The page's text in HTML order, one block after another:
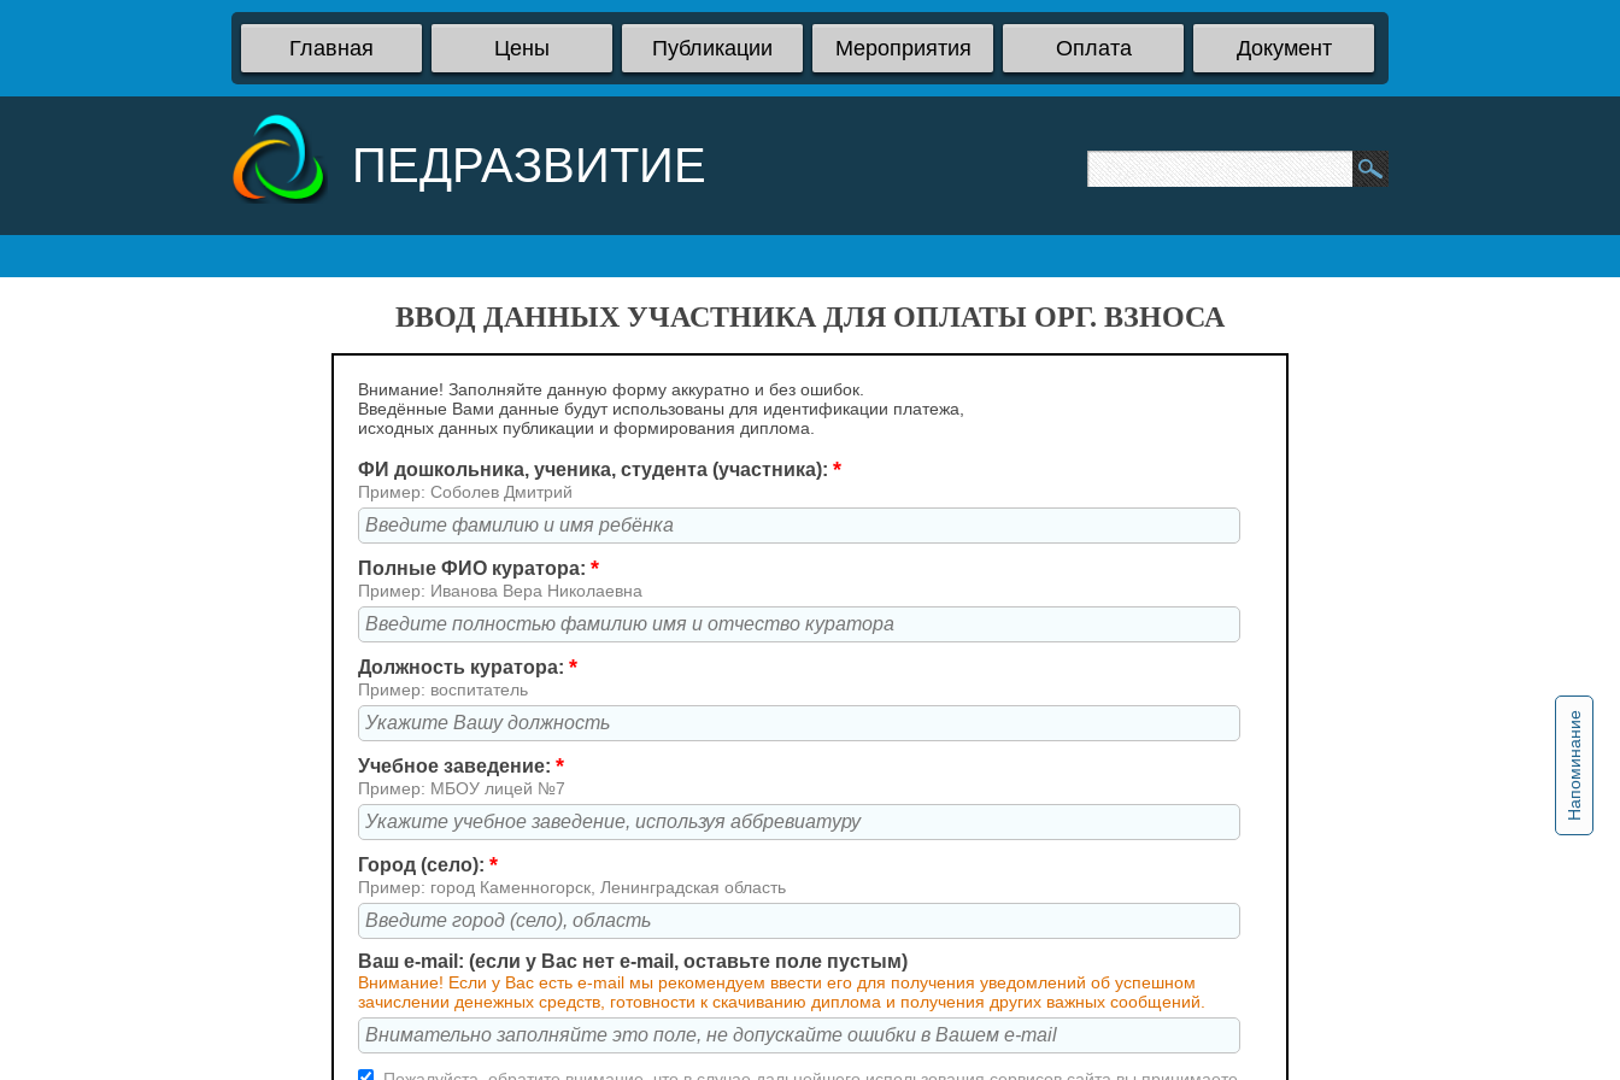
Главная Цены Публикации Мероприятия Оплата Документ
ПЕДРАЗВИТИЕ
Напоминание
ВВОД ДАННЫХ УЧАСТНИКА ДЛЯ ОПЛАТЫ ОРГ. ВЗНОСА
Внимание! Заполняйте данную форму аккуратно и без ошибок.
Введённые Вами данные будут использованы для идентификации платежа,
исходных данных публикации и формирования диплома.
ФИ дошкольника, ученика, студента (участника): *
Пример: Соболев Дмитрий
Полные ФИО куратора: *
Пример: Иванова Вера Николаевна
Должность куратора: *
Пример: воспитатель
Учебное заведение: *
Пример: МБОУ лицей №7
Город (село): *
Пример: город Каменногорск, Ленинградская область
Ваш e-mail: (если у Вас нет e-mail, оставьте поле пустым)
Внимание! Если у Вас есть e-mail мы рекомендуем ввести его для получения уведомлений об успешном
зачислении денежных средств, готовности к скачиванию диплома и получения других важных сообщений.